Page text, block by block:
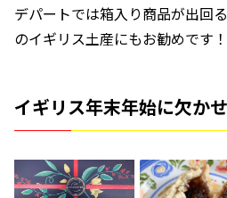
デパートでは箱入り商品が出回
のイギリス土産にもお勧めです！
イギリス年末年始に欠か